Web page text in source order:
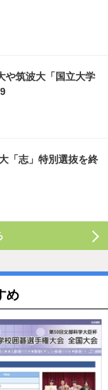
や筑波大「国立大学
「志」特別選抜を終
め